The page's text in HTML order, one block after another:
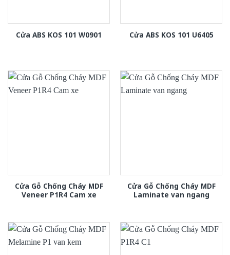
Cửa ABS KOS 101 W0901 Cửa ABS KOS 101 U6405
Cửa Gỗ Chống Cháy MDF
Veneer P1R4 Cam xe
Cửa Gỗ Chống Cháy MDF
Laminate van ngang